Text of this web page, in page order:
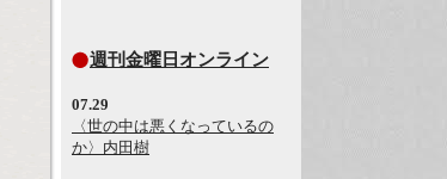
週刊金曜日オンライン
07.29
〈世の中は悪くなっているの
か〉内田樹